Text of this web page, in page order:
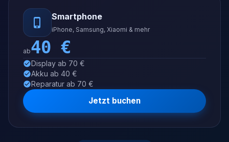
Smartphone
iPhone, Samsung, Xiaomi & mehr
ab40 €
Display ab 70 €
Akku ab 40 €
Reparatur ab 70 €
Jetzt buchen